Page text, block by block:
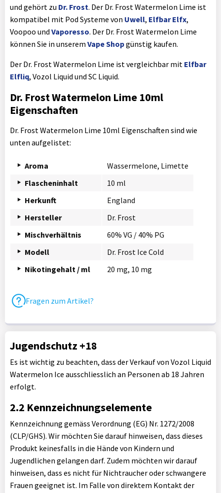
und gehört zu Dr. Frost. Der Dr. Frost Watermelon Lime ist
kompatibel mit Pod Systeme von Uwell, Elfbar Elfx,
Voopoo und Vaporesso. Der Dr. Frost Watermelon Lime
können Sie in unserem Vape Shopgünstig kaufen.
Der Dr. Frost Watermelon Lime ist vergleichbar mit Elfbar
Elfliq, Vozol Liquid und SC Liquid.
Dr. Frost Watermelon Lime 10ml
Eigenschaften
Dr. Frost Watermelon Lime 10ml Eigenschaften sind wie
unten aufgelistet:
Aroma
Wassermelone, Limette
Flascheninhalt
10 ml
Herkunft
England
Hersteller
Dr. Frost
Mischverhältnis
60% VG / 40% PG
Modell
Dr. Frost Ice Cold
Nikotingehalt / ml
20 mg, 10 mg
Fragen zum Artikel?
Jugendschutz +18
Es ist wichtig zu beachten, dass der Verkauf von Vozol Liquid
Watermelon Ice ausschliesslich an Personen ab 18 Jahren
erfolgt.
2.2 Kennzeichnungselemente
Kennzeichnung gemäss Verordnung (EG) Nr. 1272/2008
(CLP/GHS). Wir möchten Sie darauf hinweisen, dass dieses
Produkt keinesfalls in die Hände von Kindern und
Jugendlichen gelangen darf. Zudem möchten wir darauf
hinweisen, dass es nicht für Nichtraucher oder schwangere
Frauen geeignet ist. Im Falle von direktem Kontakt der